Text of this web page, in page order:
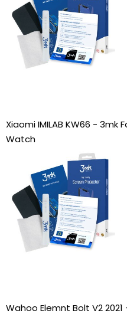
Xiaomi IMILAB KW66 -
Watch
Wahoo Elemnt Bolt V2